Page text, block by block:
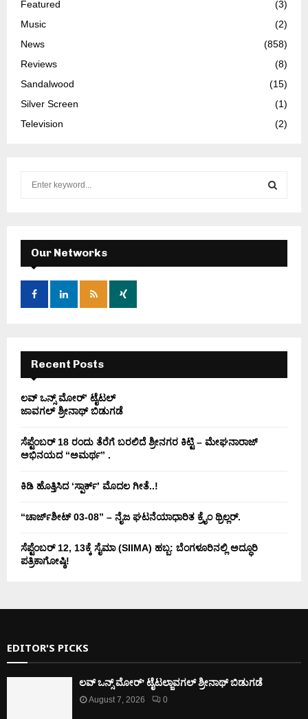
Featured
(3)
Music
(2)
News
(858)
Reviews
(8)
Sandalwood
(15)
Silver Screen
(1)
Television
(2)
f
o
:
E
A
H
Our Networks
Recent Posts
ಲವ್ ಒನ್ಸ್ ಮೋರ್’ ಟೈಟಲ್
ಜಾವಗಲ್ ಶ್ರೀನಾಥ್ ಬಿಡುಗಡೆ
ಸೆಪ್ಟೆಂಬರ್ 18 ರಂದು ತೆರೆಗೆ ಬರಲಿದೆ ಶ್ರೀನಗರ ಕಿಟ್ಟಿ – ಮೇಘನಾರಾಜ್
ಅಭಿನಯದ “ಅಮರ್ಥ” .
ಕಿಡಿ‌‌ ಹೊತ್ತಿಸಿದ ‘ಸ್ಪಾರ್ಕ್’ ಮೊದಲ‌ ಗೀತೆ..!
“ಚಾರ್ಜ್‌ಶೀಟ್ 03-08” – ನೈಜ ಘಟನೆಯಾಧಾರಿತ ಕ್ರೈಂ ಥ್ರಿಲ್ಲರ್.
ಸೆಪ್ಟೆಂಬರ್ 12, 13ಕ್ಕೆ ಸೈಮಾ (SIIMA) ಹಬ್ಬ: ಬೆಂಗಳೂರಿನಲ್ಲಿ ಅದ್ಧೂರಿ
ಪತ್ರಿಕಾಗೋಷ್ಠಿ!
EDITOR'S PICKS
ಲವ್ ಒನ್ಸ್ ಮೋರ್’ ಟೈಟಲ್ಜಾವಗಲ್ ಶ್ರೀನಾಥ್ ಬಿಡುಗಡೆ
August 7, 2026 0